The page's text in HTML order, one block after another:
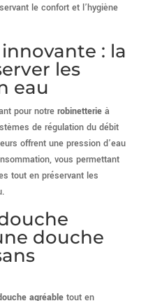
le confort et l’hygiène
: la
les
eau
pour notre robinetterieà
de régulation du débit
offrent une pression d’eau
vous permettant
tout en préservant les
douche
agréabletout en